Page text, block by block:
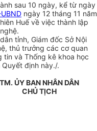
sau 10 ngày, kể từ ngày
ngày 12 tháng 11 năm
Huế về việc thành lập
tỉnh, Giám đốc Sở Nội
thủ trưởng các cơ quan
tin và Thống kê khoa học
Quyết định này./.
TM. ỦY BAN NHÂN DÂN
CHỦ TỊCH